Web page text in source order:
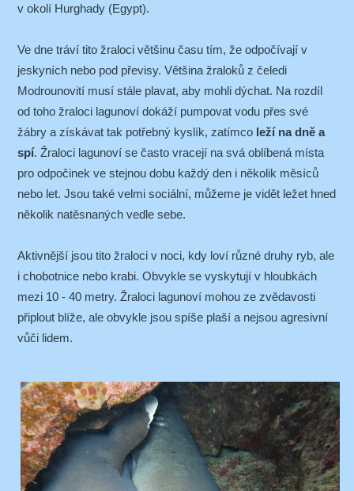
v okolí Hurghady (Egypt).
Ve dne tráví tito žraloci většinu času tím, že odpočívají v
jeskyních nebo pod převisy. Většina žraloků z čeledi
Modrounovití musí stále plavat, aby mohli dýchat. Na rozdíl
od toho žraloci lagunoví dokáží pumpovat vodu přes své
žábry a získávat tak potřebný kyslík, zatímco leží na dně a
spí. Žraloci lagunoví se často vracejí na svá oblíbená místa
pro odpočinek ve stejnou dobu každý den i několik měsíců
nebo let. Jsou také velmi sociální, můžeme je vidět ležet hned
několik natěsnaných vedle sebe.
Aktivnější jsou tito žraloci v noci, kdy loví různé druhy ryb, ale
i chobotnice nebo krabi. Obvykle se vyskytují v hloubkách
mezi 10 - 40 metry. Žraloci lagunoví mohou ze zvědavosti
připlout blíže, ale obvykle jsou spíše plaší a nejsou agresivní
vůči lidem.